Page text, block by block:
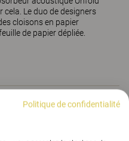
cela. Le duo de designers
cloisons en papier
de papier dépliée.
Politique de confidentialité